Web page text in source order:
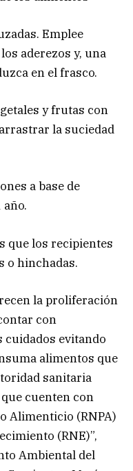
Emplee
aderezos y, una
en el frasco.
y frutas con
la suciedad
a base de
que los recipientes
o hinchadas.
la proliferación
con
evitando
alimentos que
sanitaria
cuenten con
Alimenticio (RNPA)
(RNE)”,
Ambiental del